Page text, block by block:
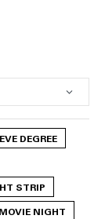
EVE DEGREE
STRIP
NIGHT